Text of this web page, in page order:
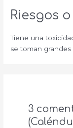
Riesgos
Tiene una
se toman grandes
3